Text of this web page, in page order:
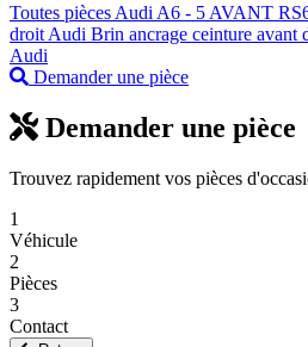
Toutes pièces Audi A6 - 5 AVANT
droit Audi Brin ancrage ceinture avant
Audi
Demander une pièce
Demander une pièce
Trouvez rapidement vos pièces
1
Véhicule
2
Pièces
3
Contact